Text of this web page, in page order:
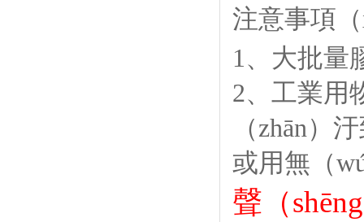
注意事項
1、大批量
2、工業用
（zhān）
或用無（
聲（